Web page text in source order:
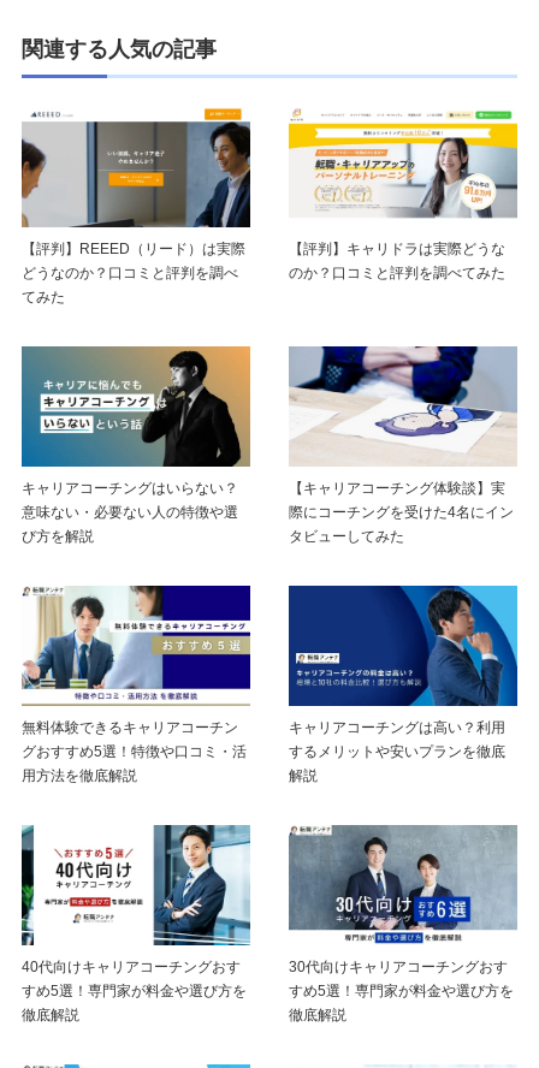
関連する人気の記事
【評判】REEED（リード）は実際
どうなのか？口コミと評判を調べ
てみた
【評判】キャリドラは実際どうな
のか？口コミと評判を調べてみた
キャリアコーチングはいらない？
意味ない・必要ない人の特徴や選
び方を解説
【キャリアコーチング体験談】実
際にコーチングを受けた4名にイン
タビューしてみた
無料体験できるキャリアコーチン
グおすすめ5選！特徴や口コミ・活
用方法を徹底解説
キャリアコーチングは高い？利用
するメリットや安いプランを徹底
解説
40代向けキャリアコーチングおす
すめ5選！専門家が料金や選び方を
徹底解説
30代向けキャリアコーチングおす
すめ5選！専門家が料金や選び方を
徹底解説